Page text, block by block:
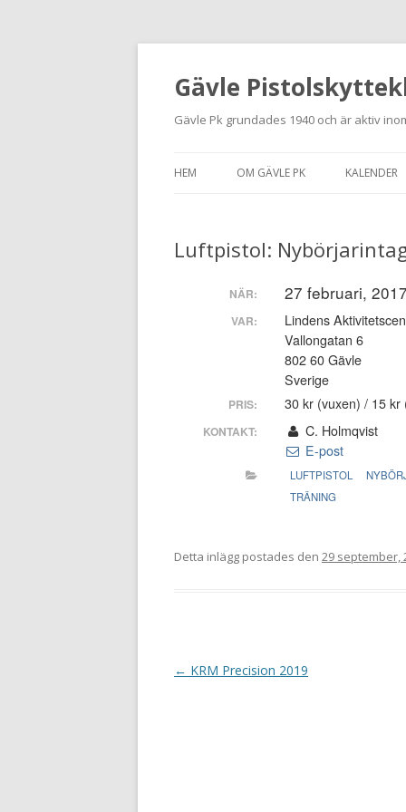
Gävle
Gävle Pk grundades 1940 och är aktiv
HEM OM GÄVLE PK
NYBÖRJARE
MEDLEMSANSÖKAN
KONTAKT
STADGAR
KALENDER
Luftpistol:
NÄR: 27 februari,
VAR:
Lindens
Vallongatan 6
802 60 Gävle
Sverige
PRIS: 30 kr (vuxen) / 15 kr
KONTAKT:
C. Holmqvist
E-post
LUFTPISTOL
TRÄNING
Detta inlägg postades den 29 september,
I← KRM Precision 2019